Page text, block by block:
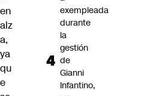
en
alz
a,
ya
qu
e
exempleada
durante
la
gestión
de
Gianni
Infantino,